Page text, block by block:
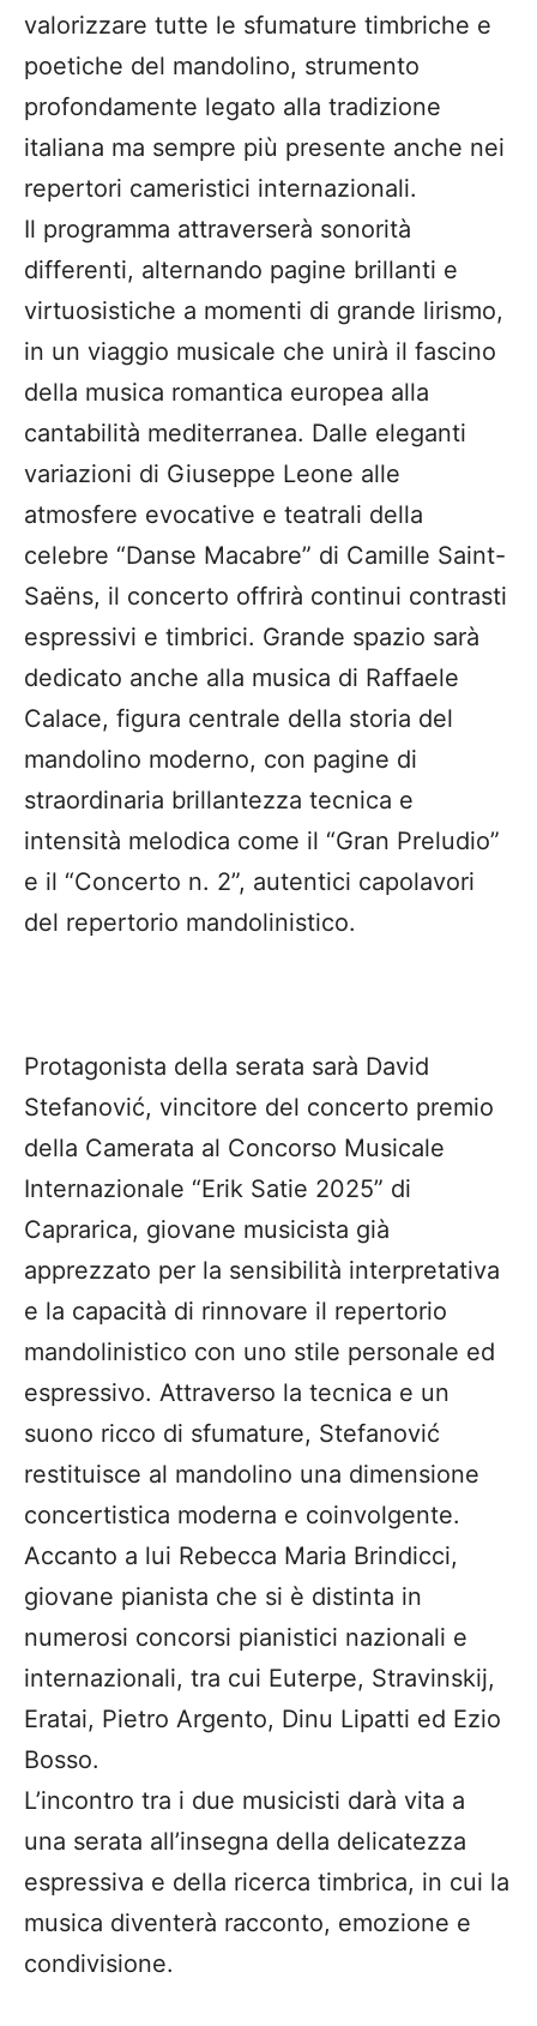
valorizzare tutte le sfumature timbriche e
poetiche del mandolino, strumento
profondamente legato alla tradizione
italiana ma sempre più presente anche nei
repertori cameristici internazionali.
Il programma attraverserà sonorità
differenti, alternando pagine brillanti e
virtuosistiche a momenti di grande lirismo,
in un viaggio musicale che unirà il fascino
della musica romantica europea alla
cantabilità mediterranea. Dalle eleganti
variazioni di Giuseppe Leone alle
atmosfere evocative e teatrali della
celebre “Danse Macabre” di Camille Saint-
Saëns, il concerto offrirà continui contrasti
espressivi e timbrici. Grande spazio sarà
dedicato anche alla musica di Raffaele
Calace, figura centrale della storia del
mandolino moderno, con pagine di
straordinaria brillantezza tecnica e
intensità melodica come il “Gran Preludio”
e il “Concerto n. 2”, autentici capolavori
del repertorio mandolinistico.
Protagonista della serata sarà David
Stefanović, vincitore del concerto premio
della Camerata al Concorso Musicale
Internazionale “Erik Satie 2025” di
Caprarica, giovane musicista già
apprezzato per la sensibilità interpretativa
e la capacità di rinnovare il repertorio
mandolinistico con uno stile personale ed
espressivo. Attraverso la tecnica e un
suono ricco di sfumature, Stefanović
restituisce al mandolino una dimensione
concertistica moderna e coinvolgente.
Accanto a lui Rebecca Maria Brindicci,
giovane pianista che si è distinta in
numerosi concorsi pianistici nazionali e
internazionali, tra cui Euterpe, Stravinskij,
Eratai, Pietro Argento, Dinu Lipatti ed Ezio
Bosso.
L’incontro tra i due musicisti darà vita a
una serata all’insegna della delicatezza
espressiva e della ricerca timbrica, in cui la
musica diventerà racconto, emozione e
condivisione.